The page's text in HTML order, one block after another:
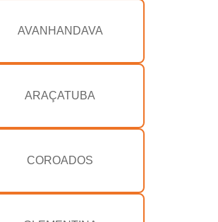
AVANHANDAVA
ARAÇATUBA
COROADOS